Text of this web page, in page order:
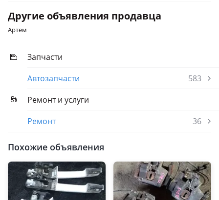
Другие объявления продавца
Артем
Запчасти
Автозапчасти
583
Ремонт и услуги
Ремонт
36
Похожие объявления